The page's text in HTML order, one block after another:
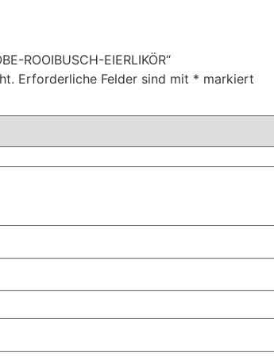
ROOIBUSCH-EIERLIKÖR“
Erforderliche Felder sind mit * markiert